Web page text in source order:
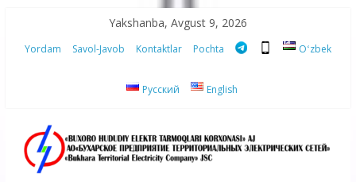
content
Yakshanba, Avgust 9, 2026
Yordam Savol-Javob Kontaktlar Pochta Oʻzbek
Русский English